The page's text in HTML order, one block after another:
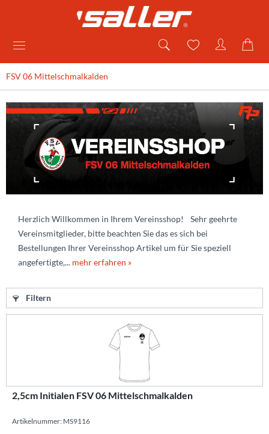
FSV 06 Mittelschmalkalden
Herzlich Willkommen in Ihrem Vereinsshop! Sehr geehrte
Vereinsmitglieder, bitte beachten Sie das es sich bei
Bestellungen Ihrer Vereinsshop Artikel um für Sie speziell
angefertigte,... mehr erfahren »
Filtern
2,5cm Initialen FSV 06 Mittelschmalkalden
Artikelnummer: MS9116